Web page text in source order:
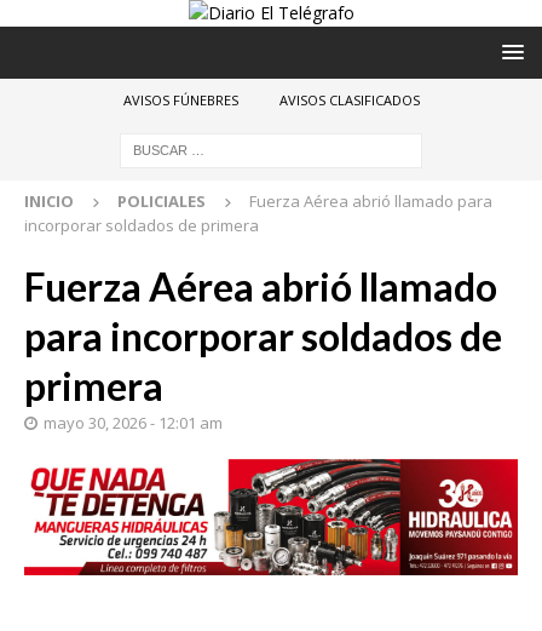
AVISOS FÚNEBRES AVISOS CLASIFICADOS
INICIO POLICIALES
Fuerza Aérea abrió llamado para
incorporar soldados de primera
Fuerza Aérea abrió llamado
para incorporar soldados de
primera
mayo 30, 2026 - 12:01 am